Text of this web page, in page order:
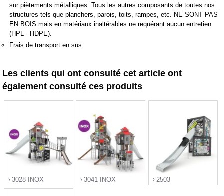
sur piètements métalliques. Tous les autres composants de toutes nos
structures tels que planchers, parois, toits, rampes, etc. NE SONT PAS
EN BOIS mais en matériaux inaltérables ne requérant aucun entretien
(HPL - HDPE).
Frais de transport en sus.
Les clients qui ont consulté cet article ont
également consulté ces produits
3028-INOX 3041-INOX 2503